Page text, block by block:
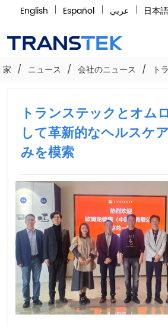
English Español عربي 日本語
家 / ニュース / 会社のニュース / ト
トランステックとオム
して革新的なヘルスケ
みを模索